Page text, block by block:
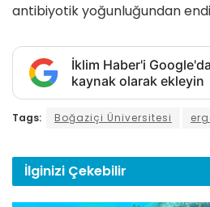
antibiyotik yoğunluğundan
İklim Haber'i
kaynak olarak ekleyin
Tags: Boğaziçi Üniversitesi
İlginizi Çekebilir